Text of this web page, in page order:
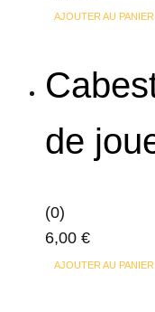
AJOUTER AU PANIER
de
(0)
6,00 €
AJOUTER AU PANIER